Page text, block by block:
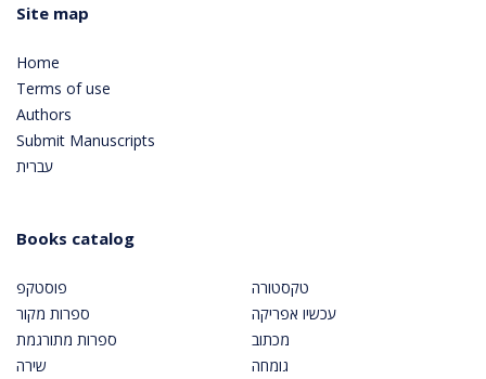
Site map
Home
Terms of use
Authors
Submit Manuscripts
עברית
Books catalog
פוסטקפ
ספרות מקור
ספרות מתורגמת
שירה
טקסטורה
עכשיו אפריקה
מכתוב
גומחה